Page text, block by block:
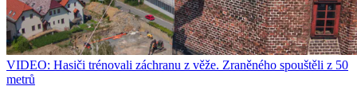
VIDEO: Hasiči trénovali záchranu z věže. Zraněného spouštěli z 50
metrů